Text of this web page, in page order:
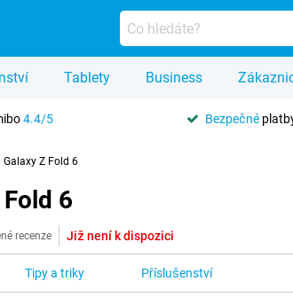
Tablety Business
4.4/5 Bezpečné
Z Fold 6
6
recenze Již není k dispozici
Tipy a triky Příslušenství